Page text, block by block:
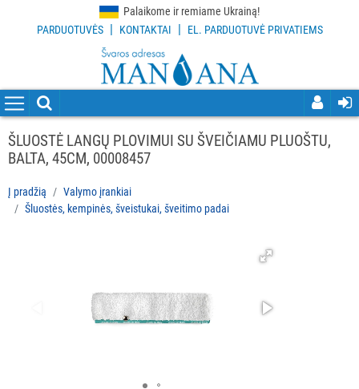
Palaikome ir remiame Ukrainą!
PARDUOTUVĖS | KONTAKTAI | EL. PARDUOTUVĖ PRIVATIEMS
VALYMO
PRIEMONĖS
VALYMO
Visi
ŠLUOSTĖ LANGŲ PLOVIMUI SU ŠVEIČIAMU PLUOŠTU,
BALTA, 45CM, 00008457
Į pradžią
Valymo įrankiai
Šluostės, kempinės, šveistukai, šveitimo padai